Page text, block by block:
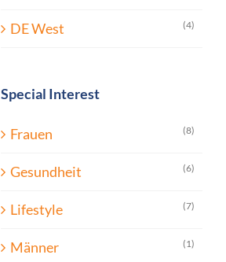
DE West (4)
Special Interest
Frauen (8)
Gesundheit (6)
Lifestyle (7)
Männer (1)